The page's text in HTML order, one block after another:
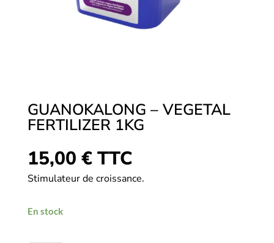
GUANOKALONG – VEGETAL
FERTILIZER 1KG
15,00 € TTC
Stimulateur de croissance.
En stock